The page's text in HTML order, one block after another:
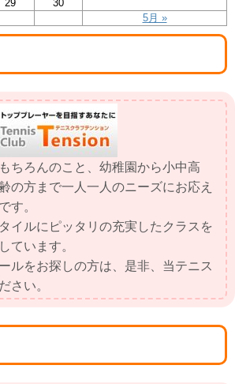
5月 »
29 30
ちろんのこと、幼稚園から小中高
の方まで一人一人のニーズにお応え
す。
イルにピッタリの充実したクラスを
ています。
ルをお探しの方は、是非、当テニス
さい。